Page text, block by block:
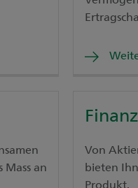
an
Von
bieten
Produkt.